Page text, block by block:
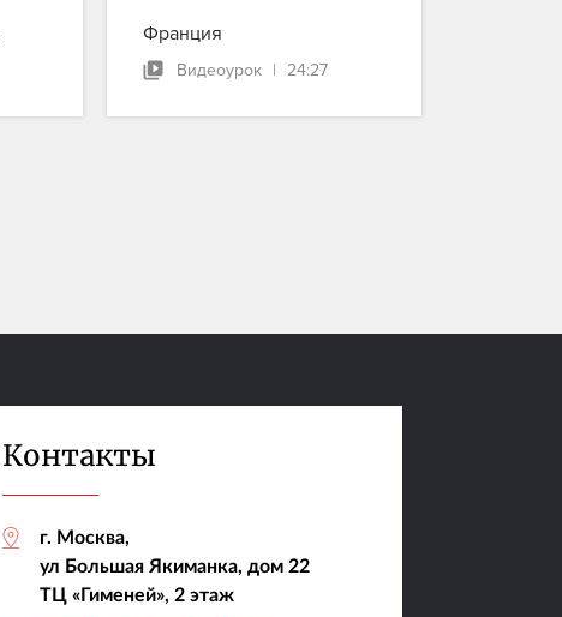
Франция
Видеоурок | 24:27
Контакты
г. Москва,
ул Большая Якиманка, дом 22
ТЦ «Гименей», 2 этаж